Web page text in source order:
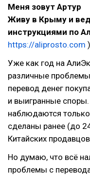
Меня зовут Артур
Живу в Крыму и
инструкциями по
https://aliprosto.com )
Уже как год на
различные
перевод денег
и выигранные
наблюдаются
сделаны ранее (до
Китайских
Но думаю, что всё
проблемы с